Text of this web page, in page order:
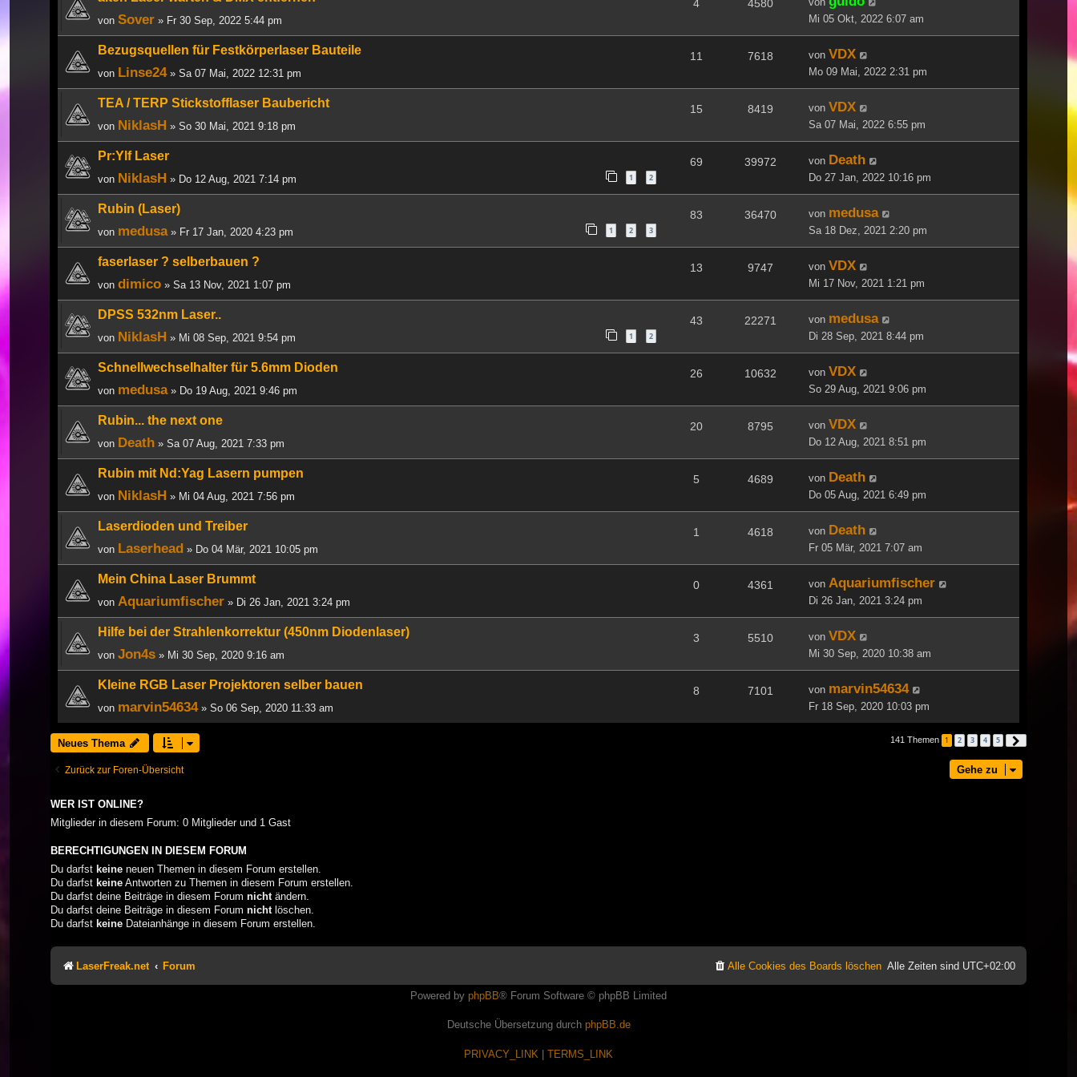
von Sover » Fr 30 Sep, 2022 5:44 pm
4 4580
Mi 05 Okt, 2022 6:07 am
Bezugsquellen für Festkörperlaser Bauteile
von Linse24» Sa 07 Mai, 2022 12:31 pm
11 7618 von VDX
Mo 09 Mai, 2022 2:31 pm
TEA / TERP Stickstofflaser Baubericht
von NiklasH » So 30 Mai, 2021 9:18 pm
15 8419 von VDX
Sa 07 Mai, 2022 6:55 pm
Pr:Ylf Laser
von NiklasH » Do 12 Aug, 2021 7:14 pm 1 2
69 39972 von Death
Do 27 Jan, 2022 10:16 pm
Rubin (Laser)
von medusa» Fr 17 Jan, 2020 4:23 pm 1 2 3
83 36470 von medusa
Sa 18 Dez, 2021 2:20 pm
faserlaser ? selberbauen ?
von dimico » Sa 13 Nov, 2021 1:07 pm
13 9747 von VDX
Mi 17 Nov, 2021 1:21 pm
DPSS 532nm Laser..
von NiklasH » Mi 08 Sep, 2021 9:54 pm 1 2
43 22271 von medusa
Di 28 Sep, 2021 8:44 pm
Schnellwechselhalter für 5.6mm Dioden
von medusa» Do 19 Aug, 2021 9:46 pm
26 10632 von VDX
So 29 Aug, 2021 9:06 pm
Rubin... the next one
von Death » Sa 07 Aug, 2021 7:33 pm
20 8795 von VDX
Do 12 Aug, 2021 8:51 pm
Rubin mit Nd:Yag Lasern pumpen
von NiklasH » Mi 04 Aug, 2021 7:56 pm
5 4689 von Death
Do 05 Aug, 2021 6:49 pm
Laserdioden und Treiber
von Laserhead » Do 04 Mär, 2021 10:05 pm
1 4618 von Death
Fr 05 Mär, 2021 7:07 am
Mein China Laser Brummt
von Aquariumfischer » Di 26 Jan, 2021 3:24 pm
0 4361 von Aquariumfischer
Di 26 Jan, 2021 3:24 pm
Hilfe bei der Strahlenkorrektur (450nm Diodenlaser)
von Jon4s » Mi 30 Sep, 2020 9:16 am
3 5510 von VDX
Mi 30 Sep, 2020 10:38 am
Kleine RGB Laser Projektoren selber bauen
von marvin54634» So 06 Sep, 2020 11:33 am
8 7101 von marvin54634
Fr 18 Sep, 2020 10:03 pm
Neues Thema 141 Themen 1 2 3 4 5
Zurück zur Foren-Übersicht Gehe zu
WER IST ONLINE?
Mitglieder in diesem Forum: 0 Mitglieder und 1 Gast
BERECHTIGUNGEN IN DIESEM FORUM
Du darfst keine neuen Themen in diesem Forum erstellen.
Du darfst keine Antworten zu Themen in diesem Forum erstellen.
Du darfst deine Beiträge in diesem Forum nicht ändern.
Du darfst deine Beiträge in diesem Forum nicht löschen.
Du darfst keine Dateianhänge in diesem Forum erstellen.
LaserFreak.net Forum Alle Zeiten sind UTC+02:00
Alle Cookies des Boards löschen
Powered by phpBB® Forum Software © phpBB Limited
Deutsche Übersetzung durch phpBB.de
PRIVACY_LINK TERMS_LINK